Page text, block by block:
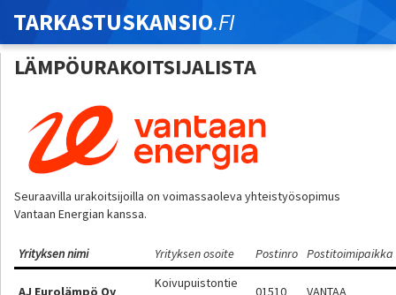
TARKASTUSKANSIO.FI
LÄMPÖURAKOITSIJALISTA
Seuraavilla urakoitsijoilla on voimassaoleva yhteistyösopimus
Vantaan Energian kanssa.
Yrityksen nimi Yrityksen osoite Postinro Postitoimipaikka
AJ Eurolämpö Oy
Koivupuistontie
01510 VANTAA